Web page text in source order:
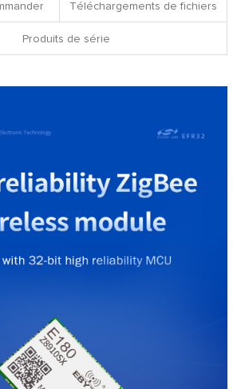
Téléchargements de fichiers
Produits de série